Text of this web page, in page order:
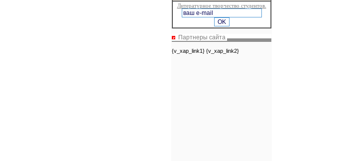
Литературное творчество студентов.
Партнеры сайта
{v_xap_link1} {v_xap_link2}